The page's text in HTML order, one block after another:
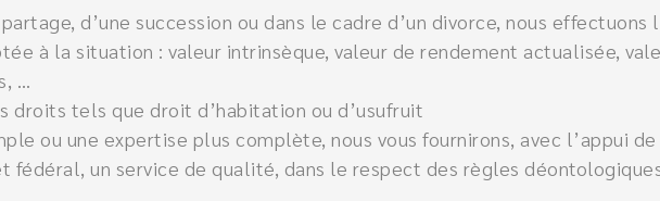
d’une succession ou dans le cadre d’un divorce, nous
à la situation : valeur intrinsèque, valeur de rendement actualisée,
…
droits tels que droit d’habitation ou d’usufruit
ou une expertise plus complète, nous vous fournirons, avec l’appui
fédéral, un service de qualité, dans le respect des règles